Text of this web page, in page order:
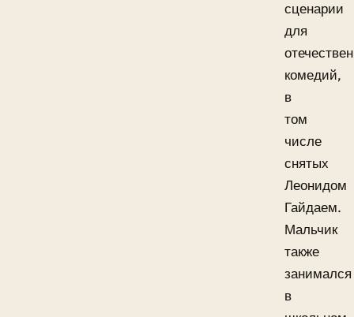
сценарии
для
комедий,
в
том
числе
снятых
Леонидом
Гайдаем.
Мальчик
также
занимался
в